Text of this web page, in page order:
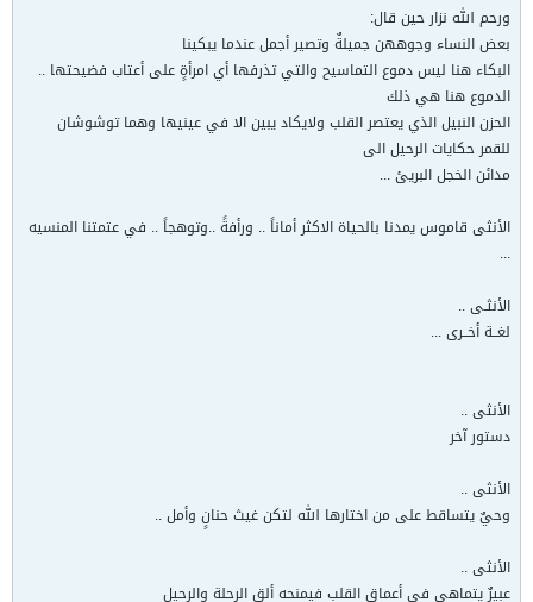
ورحم الله نزار حين قال:
بعض النساء وجوههن جميلةٌ وتصير أجمل عندما يبكينا
البكاء هنا ليس دموع التماسيح والتي تذرفها أي امرأةٍ على أعتاب فضيحتها ..
الدموع هنا هي ذلك
الحزن النبيل الذي يعتصر القلب ولايكاد يبين الا في عينيها وهما توشوشان
للقمر حكايات الرحيل الى
مدائن الخجل البريئ ...
الأنثى قاموس يمدنا بالحياة الاكثر أماناً .. ورأفةً ..وتوهجاً .. في عتمتنا المنسيه
...
الأنثـى ..
لغــة أخــرى ...
الأنثى ..
دستور آخر
الأنثى ..
وحيٌ يتساقط على من اختارها الله لتكن غيث حنانٍ وأمل ..
الأنثى ..
عبيرٌ يتماهى في أعماق القلب فيمنحه ألق الرحلة والرحيل